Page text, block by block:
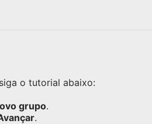
o tutorial abaixo:
grupo.
.